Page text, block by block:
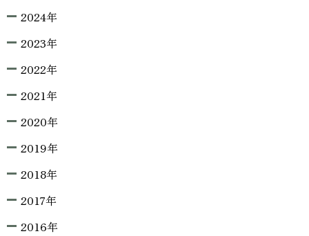
2024年
2023年
2022年
2021年
2020年
2019年
2018年
2017年
2016年